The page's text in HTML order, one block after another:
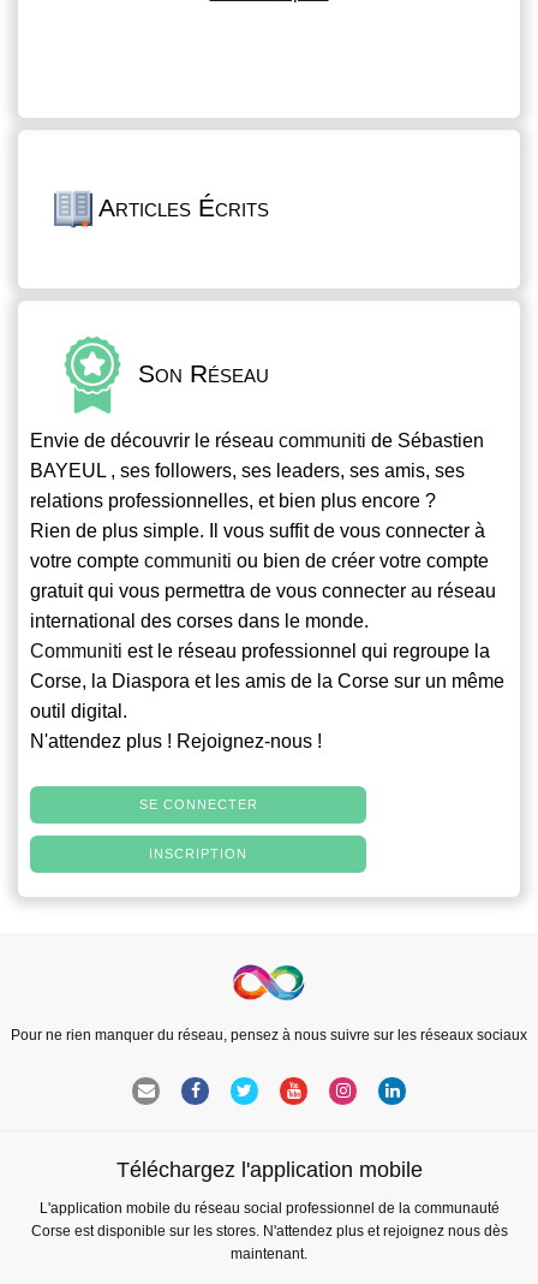
Articles Écrits
Son Réseau
Envie de découvrir le réseau communiti de Sébastien
BAYEUL , ses followers, ses leaders, ses amis, ses
relations professionnelles, et bien plus encore ?
Rien de plus simple. Il vous suffit de vous connecter à
votre compte communiti ou bien de créer votre compte
gratuit qui vous permettra de vous connecter au réseau
international des corses dans le monde.
Communiti est le réseau professionnel qui regroupe la
Corse, la Diaspora et les amis de la Corse sur un même
outil digital.
N'attendez plus ! Rejoignez-nous !
SE CONNECTER
INSCRIPTION
Pour ne rien manquer du réseau, pensez à nous suivre sur les réseaux sociaux
Téléchargez l'application mobile
L'application mobile du réseau social professionnel de la communauté
Corse est disponible sur les stores. N'attendez plus et rejoignez nous dès
maintenant.